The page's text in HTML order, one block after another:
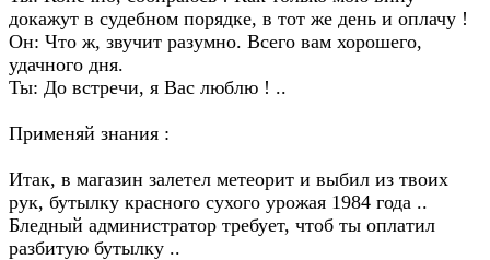
докажут в судебном порядке, в тот же день и оплачу !
Он: Что ж, звучит разумно. Всего вам хорошего,
удачного дня.
Ты: До встречи, я Вас люблю ! ..
Применяй знания :
Итак, в магазин залетел метеорит и выбил из твоих
рук, бутылку красного сухого урожая 1984 года ..
Бледный администратор требует, чтоб ты оплатил
разбитую бутылку ..